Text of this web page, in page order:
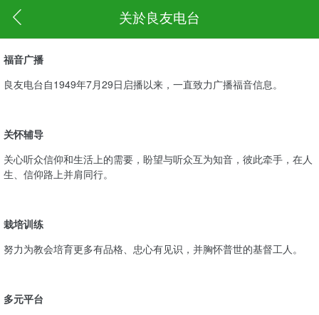
关於良友电台
福音广播
良友电台自1949年7月29日启播以来，一直致力广播福音信息。
关怀辅导
关心听众信仰和生活上的需要，盼望与听众互为知音，彼此牵手，在人
生、信仰路上并肩同行。
栽培训练
努力为教会培育更多有品格、忠心有见识，并胸怀普世的基督工人。
多元平台